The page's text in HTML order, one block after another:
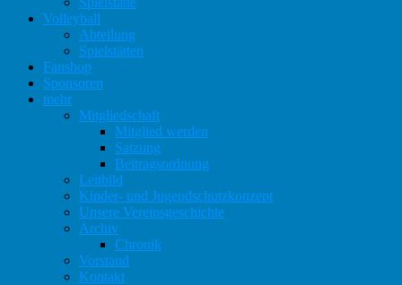
Volleyball
Abteilung
Spielstätten
Fanshop
Sponsoren
mehr
Mitgliedschaft
Mitglied werden
Satzung
Beitragsordnung
Leitbild
Kinder- und Jugendschutzkonzept
Unsere Vereinsgeschichte
Archiv
Chronik
Vorstand
Kontakt